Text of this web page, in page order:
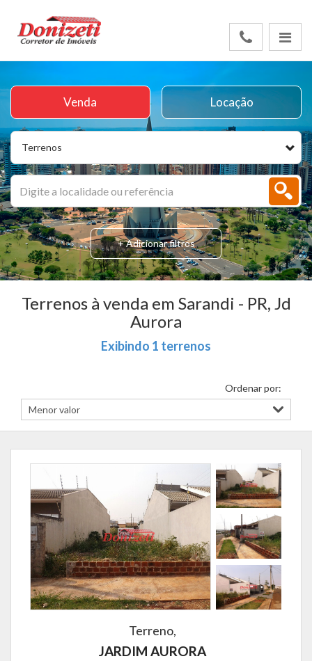
Terrenos
Venda Locação
+ Adicionar filtros
Terrenos à venda em Sarandi - PR, Jd
Aurora
Exibindo 1 terrenos
Ordenar por:
Terreno,
JARDIM AURORA